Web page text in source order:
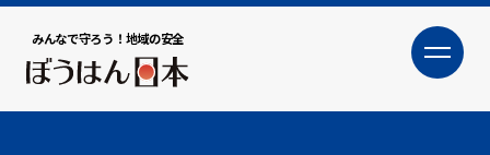
みんなで守ろう！地域の安全